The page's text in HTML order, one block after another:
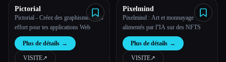
Pictorial
Pictorial - Créez des graphismes sans
effort pour tes applications Web
Plus de détails →
VISITE↗︎
Pixelmind
Pixelmind : Art et monnayage
alimentés par l''IA sur des NFTS
Plus de détails →
VISITE↗︎